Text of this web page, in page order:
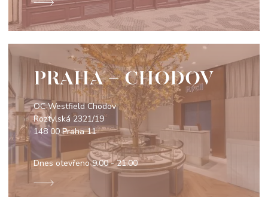
PRAHA - CHODOV
OC Westfield Chodov
Roztylská 2321/19
148 00 Praha 11
Dnes otevřeno9:00 - 21:00